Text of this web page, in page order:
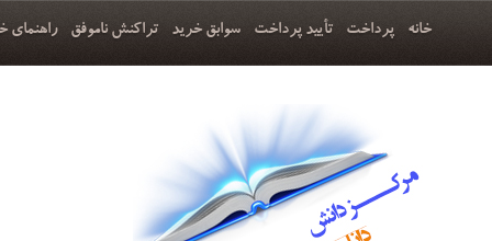
خانه پرداخت تأیید پرداخت سوابق خرید تراکنش ناموفق راهنمای